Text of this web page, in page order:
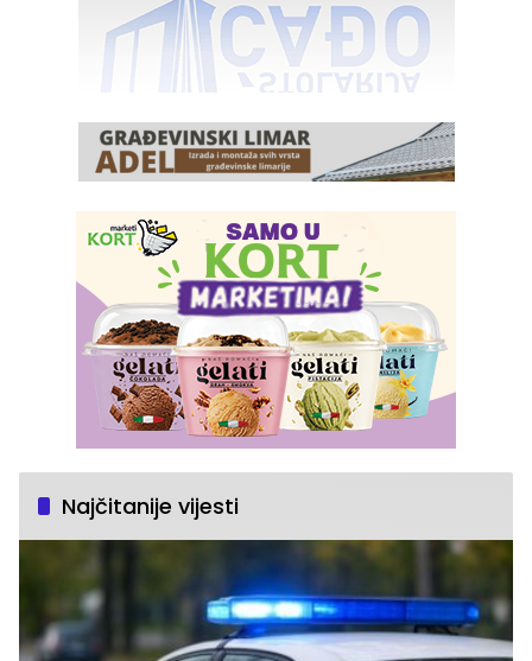
Najčitanije vijesti